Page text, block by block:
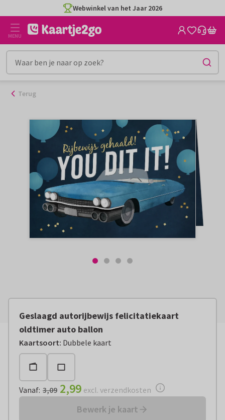
naar
inhoud
Webwinkel van het Jaar 2026
MENU
Terug
Geslaagd autorijbewijs felicitatiekaart
oldtimer auto ballon
Kaartsoort: Dubbele kaart
Vanaf:€ 2,99 excl. verzendkosten
Vanaf: 3,09 2,99 excl. verzendkosten
Bewerk je kaart